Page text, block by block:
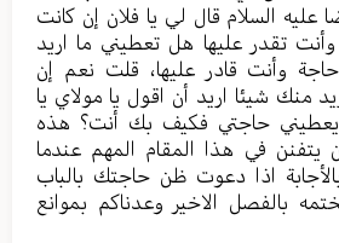
عليه السلام قال لي يا فلان إن كانت
تقدر عليها هل تعطيني ما اريد
وأنت قادر عليها، قلت نعم إن
منك شيئا اريد أن اقول يا مولاي يا
يعطيني حاجتي فكيف بك أنت؟ هذه
يتفنن في هذا المقام المهم عندما
اذا دعوت ظن حاجتك بالباب
بالفصل الاخير وعدناكم بموانع